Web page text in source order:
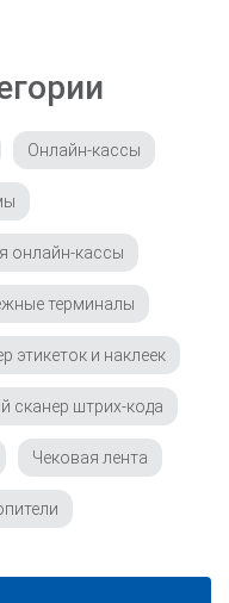
Онлайн-кассы
онлайн-кассы
терминалы
этикеток и наклеек
сканер штрих-кода
Чековая лента